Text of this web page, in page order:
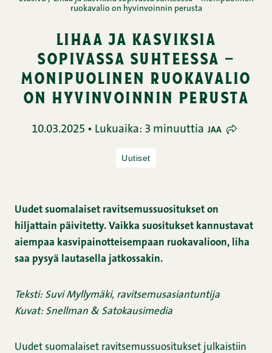
ruokavalio on hyvinvoinnin perusta
lihaa ja kasviksia
sopivassa suhteessa –
monipuolinen ruokavalio
on hyvinvoinnin perusta
10.03.2025 • Lukuaika: 3 minuuttia JAA
Uutiset
Uudet suomalaiset ravitsemussuositukset on
hiljattain päivitetty. Vaikka suositukset kannustavat
aiempaa kasvipainotteisempaan ruokavalioon, liha
saa pysyä lautasella jatkossakin.
Teksti: Suvi Myllymäki, ravitsemusasiantuntija
Kuvat: Snellman & Satokausimedia
Uudet suomalaiset ravitsemussuositukset julkaistiin